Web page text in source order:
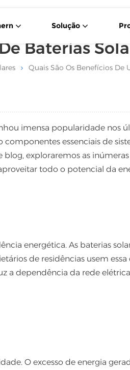
Solução
Baterias
Quais São Os Benefícios De
imensa popularidade nos
essenciais de
blog, exploraremos as
todo o potencial da
energética. As baterias
de residências usem essa
a dependência da rede
O excesso de energia